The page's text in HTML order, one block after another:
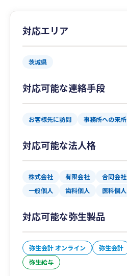
対応エリア
茨城県
対応可能な連絡手段
お客様先に訪問 事務所への来所
対応可能な法人格
株式会社 有限会社 合同会社
一般個人
歯科個人 医科個人
対応可能な弥生製品
弥生会計 オンライン 弥生会計
弥生給与